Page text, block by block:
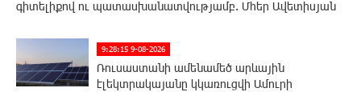
գիտելիքով ու պատասխանատվությամբ. Մհեր Ավետիսյան
9:28:15 9-08-2026
Ռուսաստանի ամենամեծ արևային
էլեկտրակայանը կկառուցվի Ամուրի